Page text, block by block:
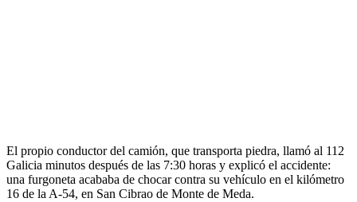
El propio conductor del camión, que transporta piedra, llamó al 112
Galicia minutos después de las 7:30 horas y explicó el accidente:
una furgoneta acababa de chocar contra su vehículo en el kilómetro
16 de la A-54, en San Cibrao de Monte de Meda.